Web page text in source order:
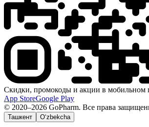
Скидки, промокоды и акции в мобильном
App StoreGoogle Play
© 2020–2026 GoPharm. Все права
Ташкент O‘zbekcha